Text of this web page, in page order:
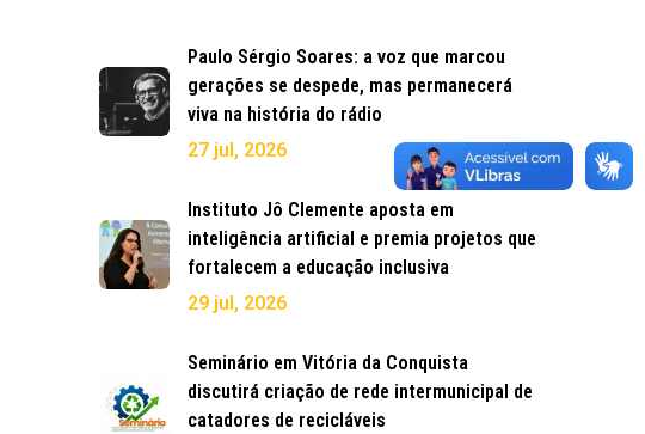
Paulo Sérgio Soares: a voz que marcou
gerações se despede, mas permanecerá
viva na história do rádio
27 jul, 2026
Instituto Jô Clemente aposta em
inteligência artificial e premia projetos que
fortalecem a educação inclusiva
29 jul, 2026
Seminário em Vitória da Conquista
discutirá criação de rede intermunicipal de
catadores de recicláveis